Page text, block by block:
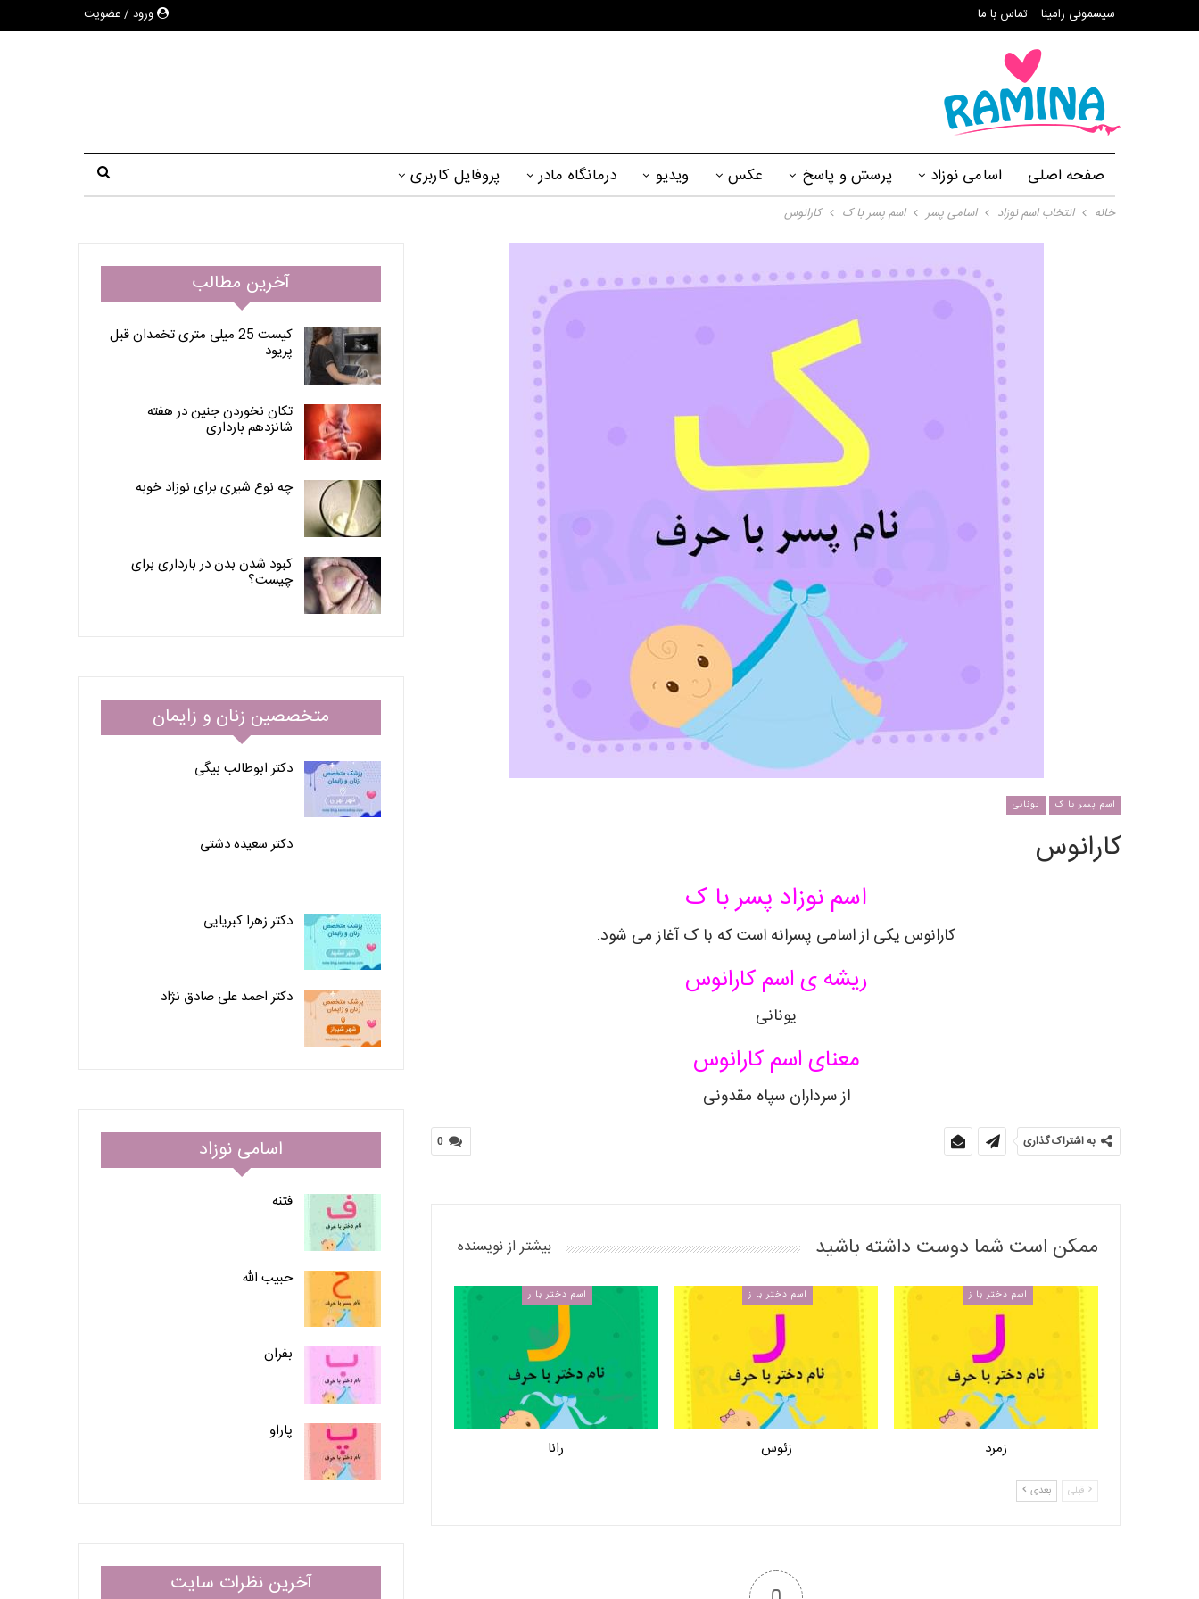
ورود / عضویت سیسمونی رامینا تماس با ما
صفحه اصلی اسامی نوزاد پرسش و پاسخ عکس ویدیو درمانگاه مادر پروفایل کاربری
خانه انتخاب اسم نوزاد اسامی پسر اسم پسر با ک کارانوس
اسم پسر با ک یونانی
کارانوس
اسم نوزاد پسر با ک
کارانوس یکی از اسامی پسرانه است که با ک آغاز می شود.
ریشه ی اسم کارانوس
یونانی
معنای اسم کارانوس
از سرداران سپاه مقدونی
0 به اشتراک گذاری
ممکن است شما دوست داشته باشید بیشتر از نویسنده
اسم دختر با ز
زمرد
اسم دختر با ز
زئوس
اسم دختر با ر
رانا
قبلی بعدی
آخرین مطالب
کیست 25 میلی متری تخمدان قبل
پریود
تکان نخوردن جنین در هفته
شانزدهم بارداری
چه نوع شیری برای نوزاد خوبه
کبود شدن بدن در بارداری برای
چیست؟
متخصصین زنان و زایمان
دکتر ابوطالب بیگی
دکتر سعیده دشتی
دکتر زهرا کبریایی
دکتر احمد علی صادق نژاد
اسامی نوزاد
فتنه
حبیب الله
بفران
پاراو
آخرین نظرات سایت